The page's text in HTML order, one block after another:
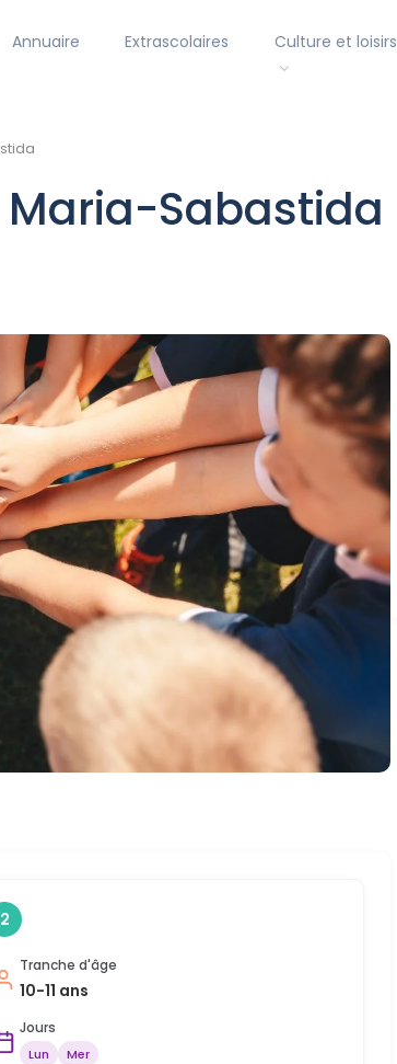
Annuaire Extrascolaires Culture et loisirs
Maria-Sabastida
2
Tranche d'âge
10-11 ans
Jours
Lun Mer